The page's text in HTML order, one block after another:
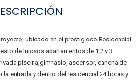
ubicado en el prestigioso Residencial
de lujosos apartamentos de 1,2 y 3
ascensor, cancha de
la entrada y dentro del residencial 24 horas y